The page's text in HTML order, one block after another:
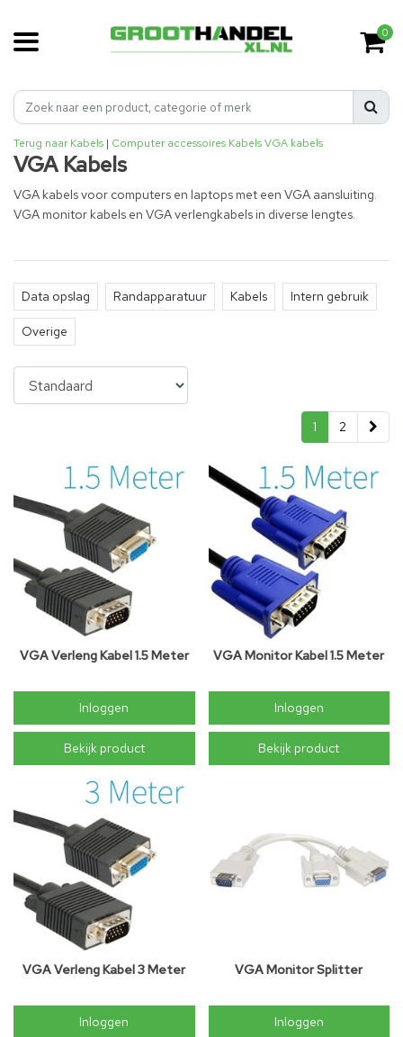
0
Terug naar Kabels | Computer accessoires KabelsVGA kabels
VGA Kabels
VGA kabels voor computers en laptops met een VGA aansluiting.
VGA monitor kabels en VGA verlengkabels in diverse lengtes.
Data opslag Randapparatuur Kabels Intern gebruik
Overige
1 2
VGA Verleng Kabel 1.5 Meter
Inloggen
Bekijk product
VGA Monitor Kabel 1.5 Meter
Inloggen
Bekijk product
VGA Verleng Kabel 3 Meter
Inloggen
VGA Monitor Splitter
Inloggen